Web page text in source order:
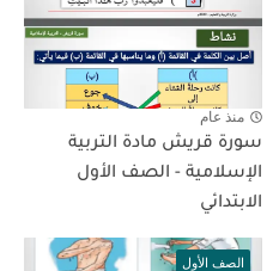
منذ عام
سورة قريش مادة التربية
الإسلامية - الصف الأول
الابتدائي
الصف الأول